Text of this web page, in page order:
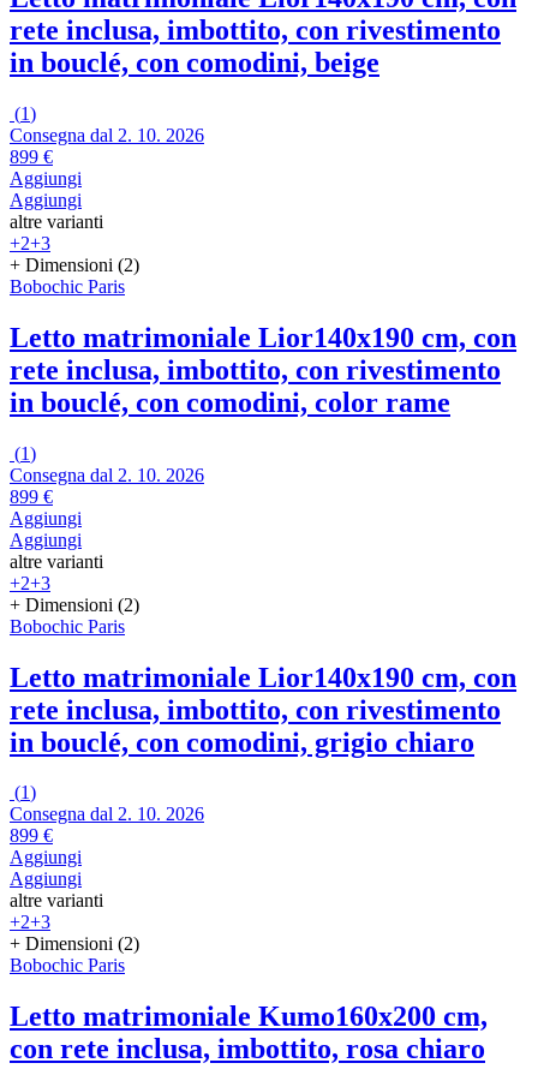
rete inclusa, imbottito, con rivestimento
in bouclé, con comodini, beige
(1)
Consegna dal 2. 10. 2026
899 €
Aggiungi
Aggiungi
altre varianti
+2+3
+ Dimensioni (2)
Bobochic Paris
Letto matrimoniale Lior140x190 cm, con
rete inclusa, imbottito, con rivestimento
in bouclé, con comodini, color rame
(1)
Consegna dal 2. 10. 2026
899 €
Aggiungi
Aggiungi
altre varianti
+2+3
+ Dimensioni (2)
Bobochic Paris
Letto matrimoniale Lior140x190 cm, con
rete inclusa, imbottito, con rivestimento
in bouclé, con comodini, grigio chiaro
(1)
Consegna dal 2. 10. 2026
899 €
Aggiungi
Aggiungi
altre varianti
+2+3
+ Dimensioni (2)
Bobochic Paris
Letto matrimoniale Kumo160x200 cm,
con rete inclusa, imbottito, rosa chiaro